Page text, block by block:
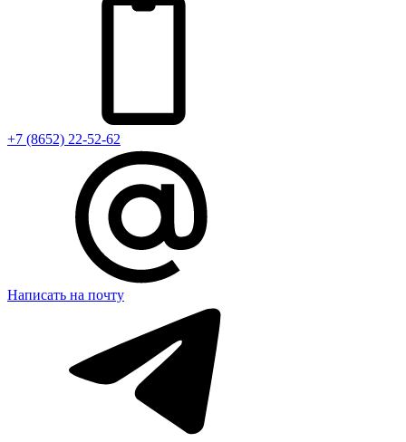
+7 (8652) 22-52-62
Написать на почту